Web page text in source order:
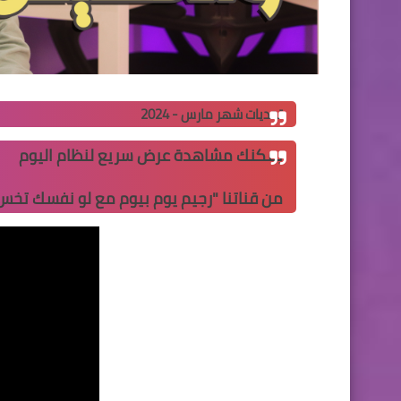
تحديات شهر مارس - 2024
يمكنك مشاهدة عرض سريع لنظام اليوم
من قناتنا "رجيم يوم بيوم مع لو نفسك